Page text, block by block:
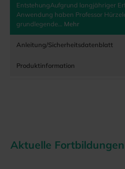
EntstehungAufgrund langjähriger
Anwendung haben Professor
grundlegende… Mehr
Anleitung/Sicherheitsdatenblatt
Produktinformation
Aktuelle Fortbildungen